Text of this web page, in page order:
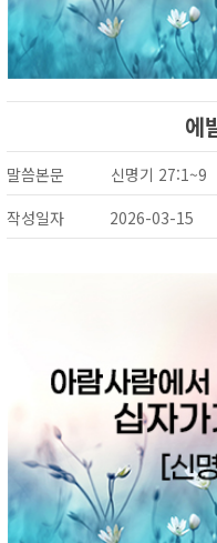
에
말씀본문
신명기 27:1~9
작성일자
2026-03-15